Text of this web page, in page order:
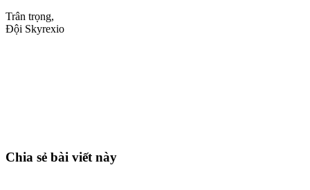
Trân trọng,
Đội Skyrexio
Chia sẻ bài viết này